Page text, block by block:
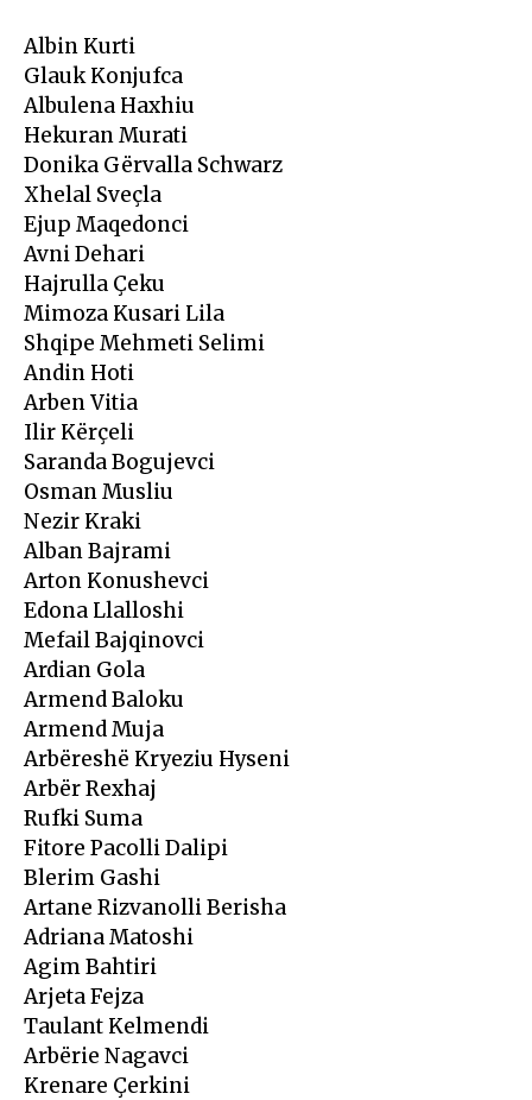
Albin Kurti
Glauk Konjufca
Albulena Haxhiu
Hekuran Murati
Donika Gërvalla Schwarz
Xhelal Sveçla
Ejup Maqedonci
Avni Dehari
Hajrulla Çeku
Mimoza Kusari Lila
Shqipe Mehmeti Selimi
Andin Hoti
Arben Vitia
Ilir Kërçeli
Saranda Bogujevci
Osman Musliu
Nezir Kraki
Alban Bajrami
Arton Konushevci
Edona Llalloshi
Mefail Bajqinovci
Ardian Gola
Armend Baloku
Armend Muja
Arbëreshë Kryeziu Hyseni
Arbër Rexhaj
Rufki Suma
Fitore Pacolli Dalipi
Blerim Gashi
Artane Rizvanolli Berisha
Adriana Matoshi
Agim Bahtiri
Arjeta Fejza
Taulant Kelmendi
Arbërie Nagavci
Krenare Çerkini